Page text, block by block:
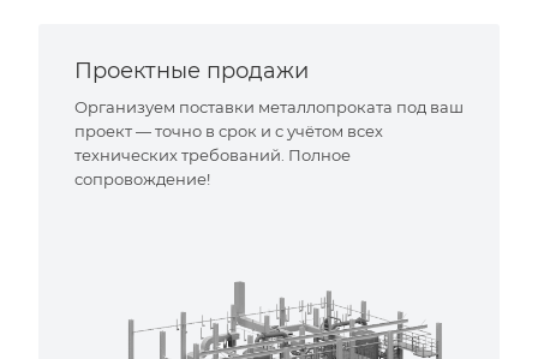
Проектные продажи
Организуем поставки металлопроката под ваш
проект — точно в срок и с учётом всех
технических требований. Полное
сопровождение!